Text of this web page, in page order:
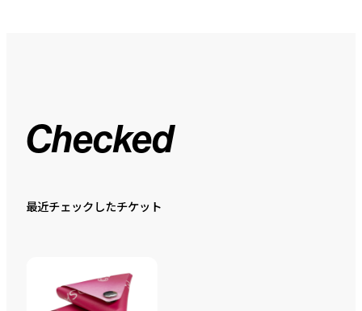
Checked
最近チェックしたチケット